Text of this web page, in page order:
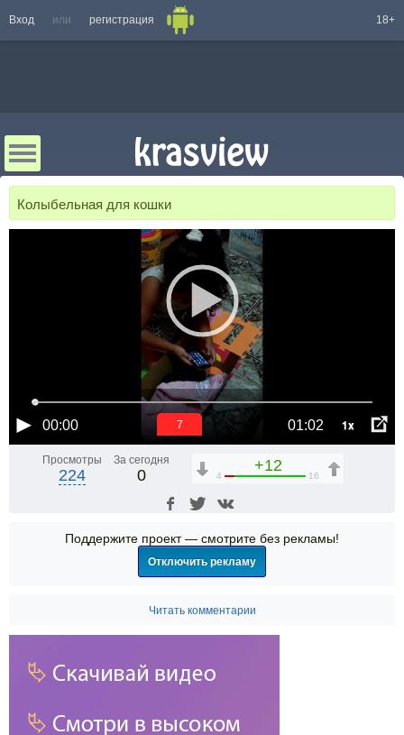
Вход или регистрация 18+
Колыбельная для кошки
00:00 01:02 1x
6
Просмотры
224
За сегодня
0
+12
4 16
Поддержите проект — смотрите без рекламы!
Отключить рекламу
Читать комментарии